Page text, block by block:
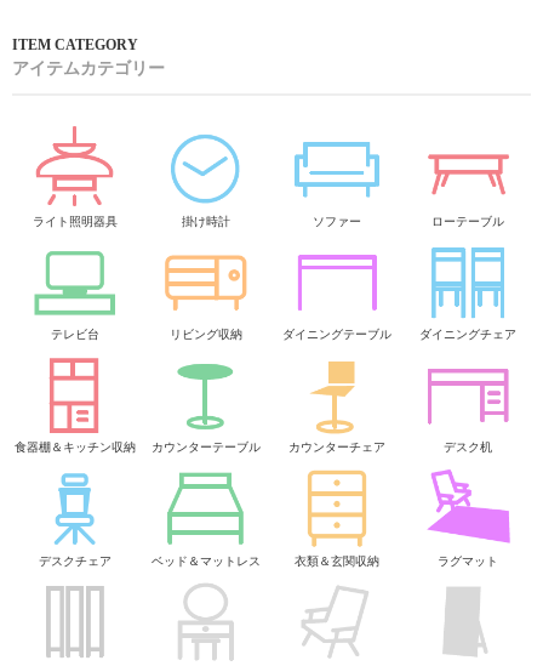
アイテムカテゴリー
ライト照明器具 掛け時計 ソファー ローテーブル
テレビ台 リビング収納 ダイニングテーブル ダイニングチェア
食器棚＆キッチン収納 カウンターテーブル カウンターチェア デスク机
デスクチェア ベッド＆マットレス 衣類＆玄関収納 ラグマット